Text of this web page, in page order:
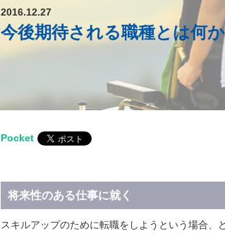
2016.12.27
今後期待される職種とは何か
Pocket
将来性のある仕事に就く
スキルアップのために転職をしようという場合